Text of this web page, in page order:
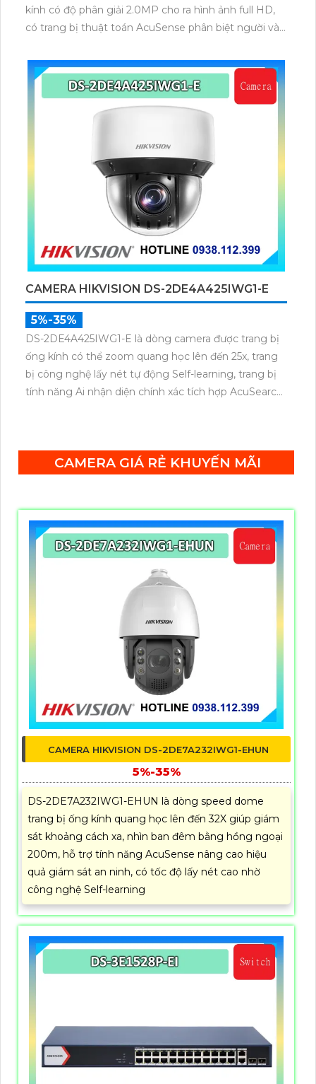
kính có độ phân giải 2.0MP cho ra hình ảnh full HD,
có trang bị thuật toán AcuSense phân biệt người và
chiều, nhìn ban đêm bằng hồng ngoại 100m.
CAMERA HIKVISION DS-2DE4A425IWG1-E
5%-35%
DS-2DE4A425IWG1-E là dòng camera được trang bị
ống kính có thể zoom quang học lên đến 25x, trang
bị công nghệ lấy nét tự động Self-learning, trang bị
tính năng Ai nhận diện chính xác tích hợp AcuSearch
CAMERA GIÁ RẺ KHUYẾN MÃI
CAMERA HIKVISION DS-2DE7A232IWG1-EHUN
5%-35%
DS-2DE7A232IWG1-EHUN là dòng speed dome
trang bị ống kính quang học lên đến 32X giúp giám
sát khoảng cách xa, nhìn ban đêm bằng hồng ngoại
200m, hỗ trợ tính năng AcuSense nâng cao hiệu
quả giám sát an ninh, có tốc độ lấy nét cao nhờ
công nghệ Self-learning